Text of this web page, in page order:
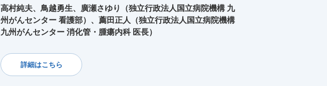
高村純夫、鳥越勇生、廣瀬さゆり（独立行政法人国立病院機構 九
州がんセンター 看護部）、薦田正人（独立行政法人国立病院機構
九州がんセンター 消化管・腫瘍内科 医長）
詳細はこちら